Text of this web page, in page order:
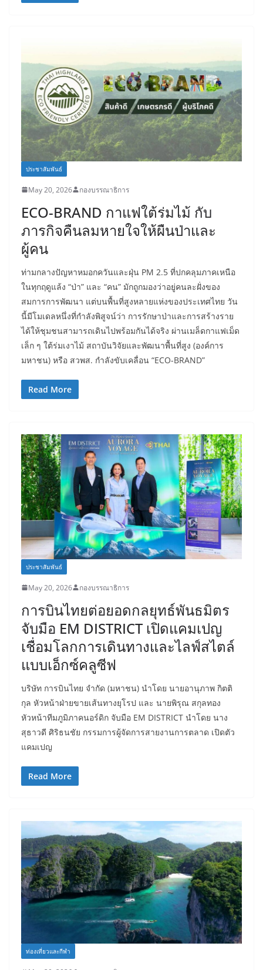
ประชาสัมพันธ์
May 20, 2026 กองบรรณาธิการ
ECO-BRAND กาแฟใต้ร่มไม้ กับ
ภารกิจคืนลมหายใจให้ผืนป่าและ
ผู้คน
ท่ามกลางปัญหาหมอกควันและฝุ่น PM 2.5 ที่ปกคลุมภาคเหนือ
ในทุกฤดูแล้ง “ป่า” และ “คน” มักถูกมองว่าอยู่คนละฝั่งของ
สมการการพัฒนา แต่บนพื้นที่สูงหลายแห่งของประเทศไทย วัน
นี้มีโมเดลหนึ่งที่กำลังพิสูจน์ว่า การรักษาป่าและการสร้างราย
ได้ให้ชุมชนสามารถเดินไปพร้อมกันได้จริง ผ่านเมล็ดกาแฟเม็ด
เล็ก ๆ ใต้ร่มเงาไม้ สถาบันวิจัยและพัฒนาพื้นที่สูง (องค์การ
มหาชน) หรือ สวพส. กำลังขับเคลื่อน “ECO-BRAND”
Read More
ประชาสัมพันธ์
May 20, 2026 กองบรรณาธิการ
การบินไทยต่อยอดกลยุทธ์พันธมิตร
จับมือ EM DISTRICT เปิดแคมเปญ
เชื่อมโลกการเดินทางและไลฟ์สไตล์
แบบเอ็กซ์คลูซีฟ
บริษัท การบินไทย จำกัด (มหาชน) นำโดย นายอานุภาพ กิตติ
กุล หัวหน้าฝ่ายขายเส้นทางยุโรป และ นายพิรุณ สกุลทอง
หัวหน้าทีมภูมิภาคนอร์ดิก จับมือ EM DISTRICT นำโดย นาง
สุธาวดี ศิริธนชัย กรรมการผู้จัดการสายงานการตลาด เปิดตัว
แคมเปญ
Read More
ท่องเที่ยวและกีฬา